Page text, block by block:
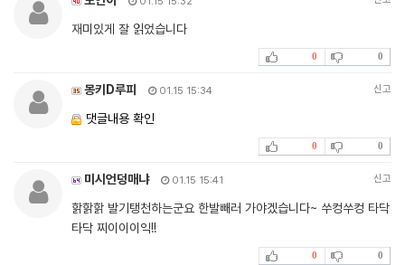
재미있게 잘 읽었습니다
0 0
몽키D루피 01.15 15:34 신고
댓글내용 확인
0 0
미시언덩매냐 01.15 15:41 신고
핡핡핡 발기탱천하는군요 한발빼러 가야겠습니다~ 쑤컹쑤컹 타닥
타닥 찌이이이익!!
0 0